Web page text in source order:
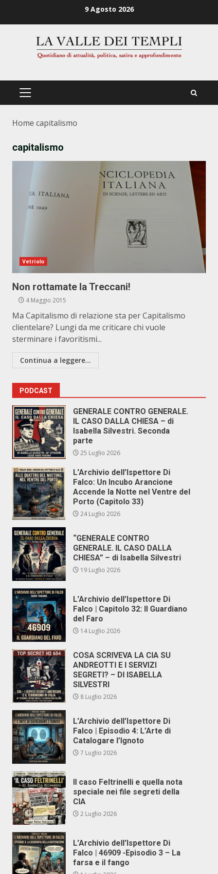
9 Agosto 2026
PRIMÄRES
Home capitalismo
capitalismo
Vetriolo
Non rottamate la Treccani!
4 Maggio 2015
Ma Capitalismo di relazione sta per Capitalismo
clientelare? Lungi da me criticare chi vuole
sterminare i favoritismi...
Continua a leggere...
PODCAST
GENERALE CONTRO GENERALE.
IL CASO DALLA CHIESA – di
Isabella Silvestri. Seconda
parte
25 Luglio 2026
L’Archivio dell’Ispettore Di
Falco: Un Incubo Arancione
Accende la Notte nel Ventre del
Porto (Capitolo 33)
24 Luglio 2026
“GENERALE CONTRO
GENERALE. IL CASO DALLA
CHIESA” – di Isabella Silvestri
19 Luglio 2026
L’Archivio dell’Ispettore Di
Falco | Capitolo 32: Il Guardiano
del Faro
14 Luglio 2026
COSA SCRIVEVA LA CIA SU
ANDREOTTI E I SERVIZI
SEGRETI? – DI ISABELLA
SILVESTRI
8 Luglio 2026
L’Archivio dell’Ispettore Di
Falco | Episodio 4: L’Arte di
Catalogare l’Ignoto
7 Luglio 2026
Il caso Feltrinelli e quella nota
speciale nei file segreti della
CIA
2 Luglio 2026
L’Archivio dell’Ispettore Di
Falco | 46909 -Episodio 3 – La
farsa e il fango